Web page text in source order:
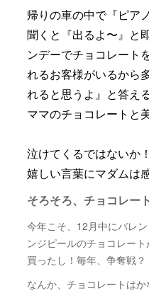
帰りの車の中で『ピア
聞くと『出るよ〜』と
ンデーでチョコレート
れるお客様がいるから
れると思うよ』と答え
ママのチョコレートと
泣けてくるではないか！
嬉しい言葉にマダムは
そろそろ、チョコレー
今年こそ、12月中にバレ
ンジピールのチョコレー
買ったし！毎年、争奪戦？
なんか、チョコレートは